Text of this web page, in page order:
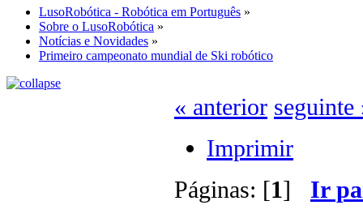
LusoRobótica - Robótica em Português »
Sobre o LusoRobótica »
Notícias e Novidades »
Primeiro campeonato mundial de Ski robótico
« anterior seguinte
Imprimir
Páginas: [1] Ir